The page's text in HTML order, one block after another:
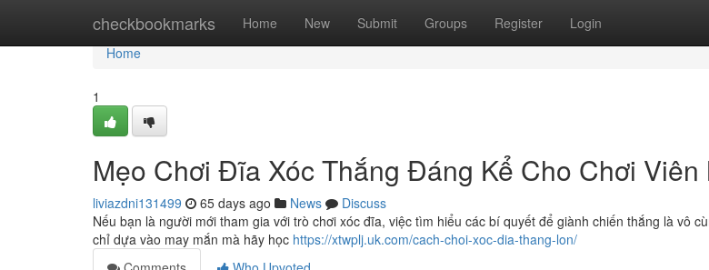
checkbookmarks Home New Submit Groups Register Login
Home
Home
1
Mẹo Chơi Đĩa Xóc Thắng Đáng Kể Cho Chơi Viên
liviazdni131499 65 days ago News
Discuss
Nếu bạn là người mới tham gia với trò chơi xóc đĩa, việc tìm hiểu các bí quyết để giành chiến thắng là vô
chỉ dựa vào may mắn mà hãy học https://xtwplj.uk.com/cach-choi-xoc-dia-thang-lon/